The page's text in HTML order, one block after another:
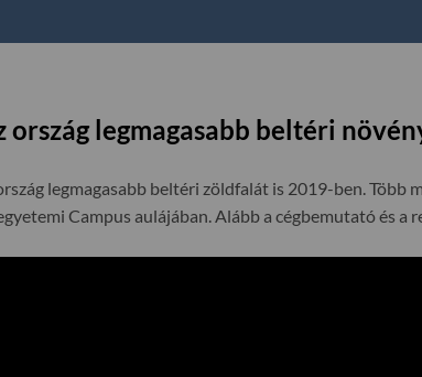
ország legmagasabb beltéri
legmagasabb beltéri zöldfalát is 2019-ben. Több
Campus aulájában. Alább a cégbemutató és a